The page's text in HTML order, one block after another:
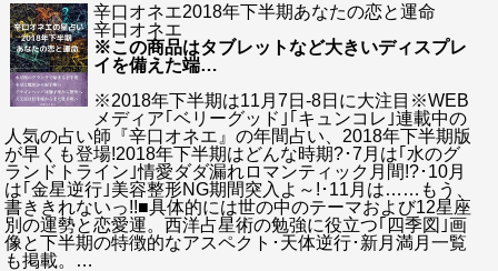
辛口オネエ2018年下半期あなたの恋と運命
辛口オネエ
※この商品はタブレットなど大きいディスプレ
イを備えた端…
※2018年下半期は11月7日-8日に大注目※WEB
メディア｢ベリーグッド｣｢キュンコレ｣連載中の
人気の占い師『辛口オネエ』の年間占い、2018年下半期版
が早くも登場!2018年下半期はどんな時期?･7月は｢水のグ
ランドトライン｣情愛ダダ漏れロマンティック月間!?･10月
は｢金星逆行｣美容整形NG期間突入よ～!･11月は……もう、
書ききれないっ!!■具体的には世の中のテーマおよび12星座
別の運勢と恋愛運。西洋占星術の勉強に役立つ｢四季図｣画
像と下半期の特徴的なアスペクト･天体逆行･新月満月一覧
も掲載。
…